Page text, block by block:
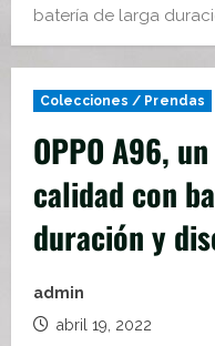
batería de larga
Colecciones / Prendas
OPPO A96,
calidad con
duración y
admin
abril 19, 2022